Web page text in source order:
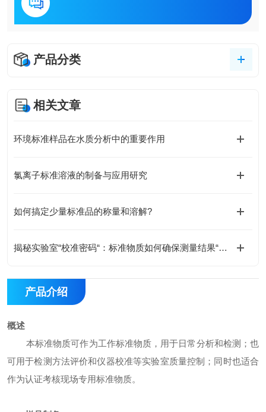
产品分类
相关文章
环境标准样品在水质分析中的重要作用
氯离子标准溶液的制备与应用研究
如何搞定少量标准品的称量和溶解?
揭秘实验室“校准密码“：标准物质如何确保测量结果“毫厘不差“
产品介绍
概述
本标准物质可作为工作标准物质，用于日常分析和检测；也
可用于检测方法评价和仪器校准等实验室质量控制；同时也适合
作为认证考核现场专用标准物质。